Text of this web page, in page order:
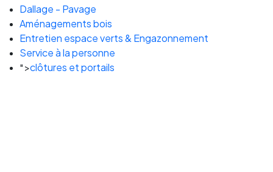
Dallage - Pavage
Aménagements bois
Entretien espace verts & Engazonnement
Service à la personne
">clôtures et portails